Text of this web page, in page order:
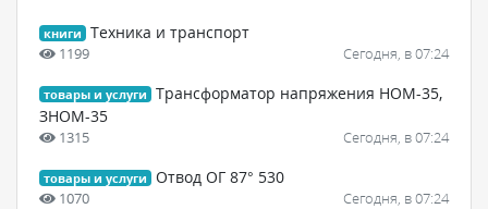
книги Техника и транспорт
1199 Сегодня, в 07:24
товары и услуги
Трансформатор напряжения НОМ-35,
ЗНОМ-35
1315 Сегодня, в 07:24
товары и услуги Отвод ОГ 87° 530
1070 Сегодня, в 07:24